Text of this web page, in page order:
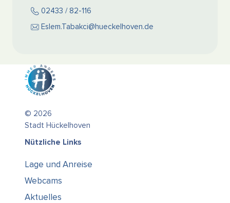
02433 / 82-116
Eslem.Tabakci@hueckelhoven.de
© 2026
Stadt Hückelhoven
Nützliche Links
Lage und Anreise
Webcams
Aktuelles